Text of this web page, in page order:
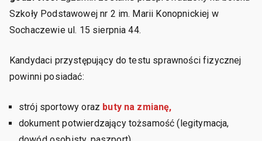
Szkoły Podstawowej nr 2 im. Marii Konopnickiej w
Sochaczewie ul. 15 sierpnia 44.
Kandydaci przystępujący do testu sprawności fizycznej
powinni posiadać:
strój sportowy oraz buty na zmianę,
dokument potwierdzający tożsamość (legitymacja,